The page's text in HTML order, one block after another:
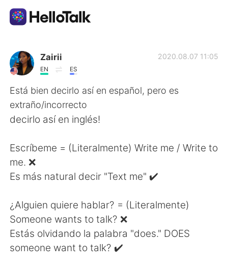
語言交換應用
AI Grammar Checker
繁體中文
English 简体中文
Español العربية
Français Deutsch
日本語 한국어
Zairii
EN ES
2020.08.07 11:05
Está bien decirlo así en español, pero es
extraño/incorrecto
decirlo así en inglés!
Escríbeme = (Literalmente) Write me / Write to
me. ❌
Es más natural decir "Text me" ✔️
¿Alguien quiere hablar? = (Literalmente)
Someone wants to talk? ❌
Estás olvidando la palabra "does." DOES
someone want to talk? ✔️